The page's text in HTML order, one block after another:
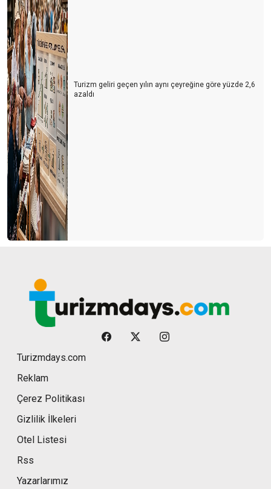
Turizm geliri geçen yılın aynı çeyreğine göre yüzde 2,6
azaldı
Turizmdays.com
Reklam
Çerez Politikası
Gizlilik İlkeleri
Otel Listesi
Rss
Yazarlarımız